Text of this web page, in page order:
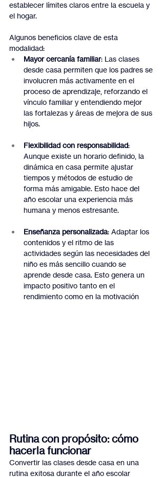
establecer límites claros entre la escuela y
el hogar.
Algunos beneficios clave de esta
modalidad:
Mayor cercanía familiar: Las clases
desde casa permiten que los padres se
involucren más activamente en el
proceso de aprendizaje, reforzando el
vínculo familiar y entendiendo mejor
las fortalezas y áreas de mejora de sus
hijos.
Flexibilidad con responsabilidad:
Aunque existe un horario definido, la
dinámica en casa permite ajustar
tiempos y métodos de estudio de
forma más amigable. Esto hace del
año escolar una experiencia más
humana y menos estresante.
Enseñanza personalizada: Adaptar los
contenidos y el ritmo de las
actividades según las necesidades del
niño es más sencillo cuando se
aprende desde casa. Esto genera un
impacto positivo tanto en el
rendimiento como en la motivación
Rutina con propósito: cómo
hacerla funcionar
Convertir las clases desde casa en una
rutina exitosa durante el año escolar